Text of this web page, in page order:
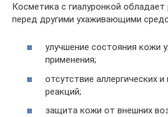
Косметика с гиалуронкой
перед другими ухаживающими
улучшение состояния кожи
применения;
отсутствие аллергических
реакций;
защита кожи от внешних